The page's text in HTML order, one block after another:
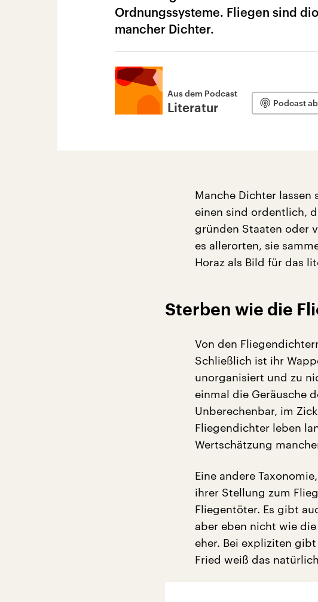
Ordnungssysteme. Fliegen sind
mancher Dichter.
Aus dem Podcast
Literatur Podcast
Manche Dichter lassen
einen sind ordentlich,
gründen Staaten oder
es allerorten, sie
Horaz als Bild für das
Sterben wie die
Von den
Schließlich ist ihr
unorganisiert und zu
einmal die Geräusche
Unberechenbar, im
Fliegendichter leben
Wertschätzung
Eine andere
ihrer Stellung zum
Fliegentöter. Es gibt
aber eben nicht wie
eher. Bei expliziten
Fried weiß das